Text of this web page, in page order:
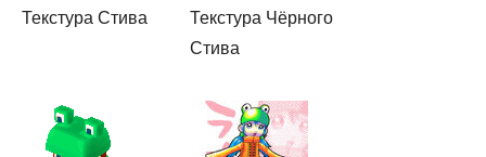
Текстура Стива
Текстура Чёрного
Стива